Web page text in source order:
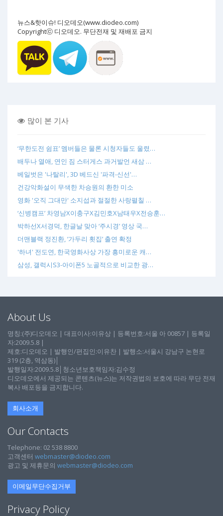
뉴스&핫이슈! 디오데오(www.diodeo.com)
Copyrightⓒ 디오데오. 무단전재 및 재배포 금지
많이 본 기사
‘무한도전 쉼표’ 멤버들은 물론 시청자들도 울렸…
배두나 열애, 연인 짐 스터게스 과거발언 새삼 …
베일벗은 '나탈리', 3D 베드신 '파격-신선'…
건강악화설이 무색한 차승원의 환한 미소
영화 '오직 그대만' 소지섭과 절절한 사랑펼칠 …
‘신병캠프’ 차영남X이충구X김민호X남태우X전승훈…
박하선X서경덕, 한글날 맞아 ‘주시경’ 영상 국…
더맨블랙 정진환, ‘가두리 횟집’ 출연 확정
'하녀' 전도연, 한국영화사상 가장 흥미로운 캐…
삼성, 갤럭시S3-아이폰5 노골적으로 비교한 광…
About Us
명칭:(주)디오데오 | 대표이사:이유상 | 등록번호:서울 아 00857 | 등록일
자:2009.5.8 |
제호:디오데오 | 발행인/편집인:이유찬 | 발행소:서울시 강남구 논현로
319 (2층, 역삼동)│
발행일자:2009.5.8│청소년보호책임자:김수정
디오데오에서 제공되는 콘텐츠(뉴스)는 저작권법의 보호에 따라 무단 전재
복사 배포등을 금지합니다.
회사소개
Our Contacts
Telephone: 02 538 8800
고객센터 webmaster@diodeo.com
광고 및 제휴문의 webmaster@diodeo.com
이메일무단수집거부
Privacy Policy